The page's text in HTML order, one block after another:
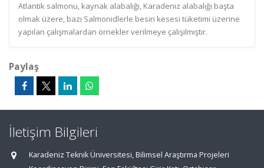
Atlantik salmonu, kaynak alabalığı, Karadeniz alabalığı başta
olmak üzere, bazı Salmonidlerle besin kesesi tüketimi üzerine
yapılan çalışmalardan örnekler verilmeye çalışılmıştır.
Paylaş
İletişim Bilgileri
Karadeniz Teknik Üniversitesi, Bilimsel Araştırma Projeleri